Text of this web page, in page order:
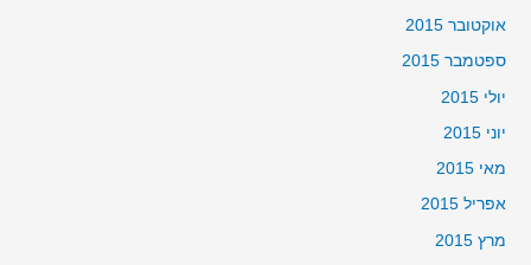
אוקטובר 2015
ספטמבר 2015
יולי 2015
יוני 2015
מאי 2015
אפריל 2015
מרץ 2015